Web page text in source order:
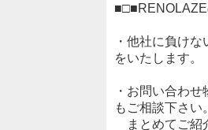
・他社に負け
をいたします。
・お問い合わ
もご相談下さい。
まとめてご紹